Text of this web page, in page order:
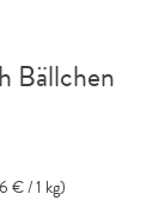
Bällchen
€ / 1 kg)